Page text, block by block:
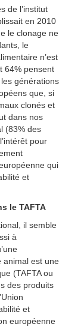
de l’institut
en 2010
le clonage ne
le
n’est
64% pensent
générations
que, si
clonés et
dans nos
(83% des
pour
qui
et
le TAFTA
il semble
à
animal est une
(TAFTA ou
des produits
et
européenne